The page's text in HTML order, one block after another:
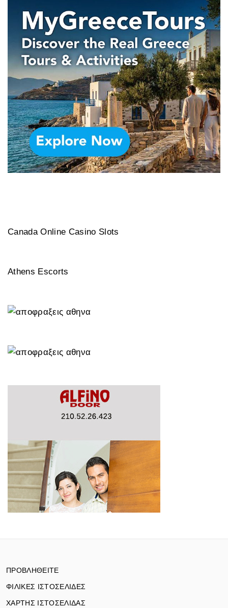
Canada Online Casino Slots
Athens Escorts
ΠΡΟΒΛΗΘΕΙΤΕ
ΦΙΛΙΚΕΣ ΙΣΤΟΣΕΛΙΔΕΣ
ΧΑΡΤΗΣ ΙΣΤΟΣΕΛΙΔΑΣ